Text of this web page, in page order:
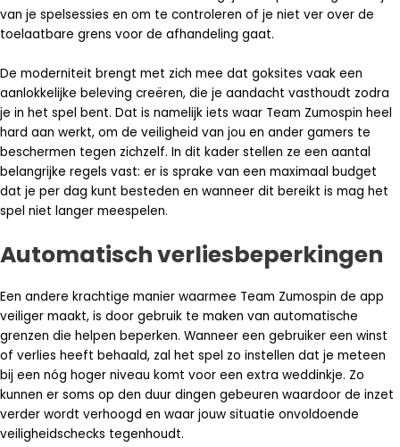
van je spelsessies en om te controleren of je niet ver over de
toelaatbare grens voor de afhandeling gaat.
De moderniteit brengt met zich mee dat goksites vaak een
aanlokkelijke beleving creëren, die je aandacht vasthoudt zodra
je in het spel bent. Dat is namelijk iets waar Team Zumospin heel
hard aan werkt, om de veiligheid van jou en ander gamers te
beschermen tegen zichzelf. In dit kader stellen ze een aantal
belangrijke regels vast: er is sprake van een maximaal budget
dat je per dag kunt besteden en wanneer dit bereikt is mag het
spel niet langer meespelen.
Automatisch verliesbeperkingen
Een andere krachtige manier waarmee Team Zumospin de app
veiliger maakt, is door gebruik te maken van automatische
grenzen die helpen beperken. Wanneer een gebruiker een winst
of verlies heeft behaald, zal het spel zo instellen dat je meteen
bij een nóg hoger niveau komt voor een extra weddinkje. Zo
kunnen er soms op den duur dingen gebeuren waardoor de inzet
verder wordt verhoogd en waar jouw situatie onvoldoende
veiligheidschecks tegenhoudt.